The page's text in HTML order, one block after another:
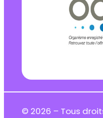
© 2026 – Tous